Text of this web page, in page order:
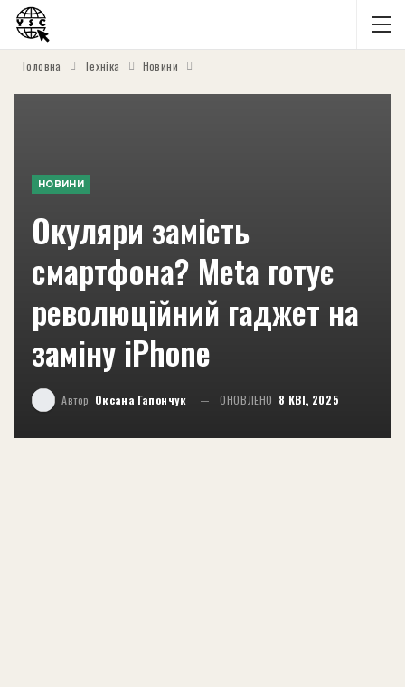
Головна Техніка Новини
НОВИНИ
Окуляри замість
смартфона? Meta готує
революційний гаджет на
заміну iPhone
Автор Оксана Гапончук ОНОВЛЕНО 8 КВІ, 2025